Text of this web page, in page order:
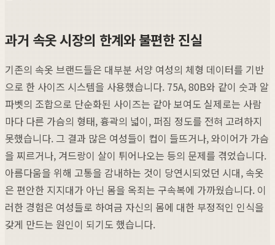
과거 속옷 시장의 한계와 불편한 진실
기존의 속옷 브랜드들은 대부분 서양 여성의 체형 데이터를 기반
으로 한 사이즈 시스템을 사용했습니다. 75A, 80B와 같이 숫과 알
파벳의 조합으로 단순화된 사이즈는 같아 보여도 실제로는 사람
마다 다른 가슴의 형태, 흉곽의 넓이, 퍼짐 정도를 전혀 고려하지
못했습니다. 그 결과 많은 여성들이 컵이 들뜨거나, 와이어가 가슴
을 찌르거나, 겨드랑이 살이 튀어나오는 등의 문제를 겪었습니다.
아름다움을 위해 고통을 감내하는 것이 당연시되었던 시대, 속옷
은 편안한 지지대가 아닌 몸을 옥죄는 구속복에 가까웠습니다. 이
러한 경험은 여성들로 하여금 자신의 몸에 대한 부정적인 인식을
갖게 만드는 원인이 되기도 했습니다.